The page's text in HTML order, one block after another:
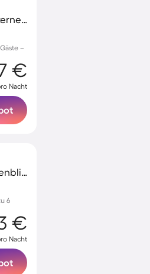
Apartment mit Terrasse, Grill und schnellem Internet | Gartenblick
–
€
Nacht
Ferienhaus mit Garten, Terrasse und Grill | Gartenblick | Perfekt für die Arbeit von Zuhause
6
€
Nacht